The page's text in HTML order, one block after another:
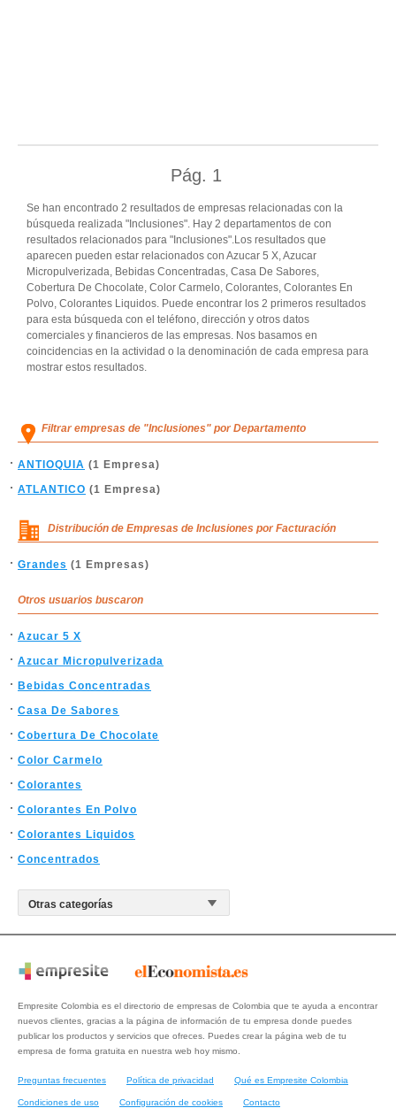
Pág. 1
Se han encontrado 2 resultados de empresas relacionadas con la
búsqueda realizada "Inclusiones". Hay 2 departamentos de con
resultados relacionados para "Inclusiones".Los resultados que
aparecen pueden estar relacionados con Azucar 5 X, Azucar
Micropulverizada, Bebidas Concentradas, Casa De Sabores,
Cobertura De Chocolate, Color Carmelo, Colorantes, Colorantes En
Polvo, Colorantes Liquidos. Puede encontrar los 2 primeros resultados
para esta búsqueda con el teléfono, dirección y otros datos
comerciales y financieros de las empresas. Nos basamos en
coincidencias en la actividad o la denominación de cada empresa para
mostrar estos resultados.
Filtrar empresas de "Inclusiones" por Departamento
ANTIOQUIA (1 Empresa)
ATLANTICO (1 Empresa)
Distribución de Empresas de Inclusiones por Facturación
Grandes (1 Empresas)
Otros usuarios buscaron
Azucar 5 X
Azucar Micropulverizada
Bebidas Concentradas
Casa De Sabores
Cobertura De Chocolate
Color Carmelo
Colorantes
Colorantes En Polvo
Colorantes Liquidos
Concentrados
Empresite Colombia es el directorio de empresas de Colombia que te ayuda a encontrar
nuevos clientes, gracias a la página de información de tu empresa donde puedes
publicar los productos y servicios que ofreces. Puedes crear la página web de tu
empresa de forma gratuita en nuestra web hoy mismo.
Preguntas frecuentes Política de privacidad Qué es Empresite Colombia
Condiciones de uso Configuración de cookies Contacto